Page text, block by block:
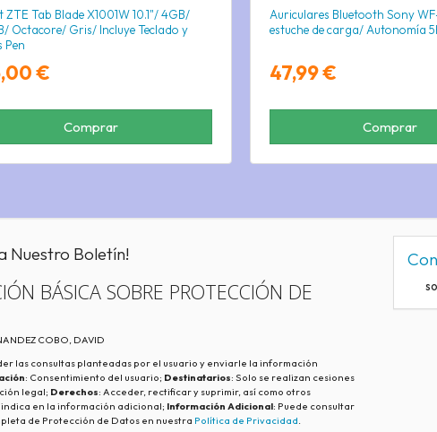
ZTE Tab Blade X1001W 10.1"/ 4GB/
Octacore/ Gris/ Incluye Teclado y
Pen
€
Comprar
Auriculares Bluetooth Sony
estuche de carga/ Autonomía
47,99 €
Comprar
Nuestro Boletín!
BÁSICA SOBRE PROTECCIÓN DE
COBO, DAVID
las consultas planteadas por el usuario y enviarle la información
: Consentimiento del usuario; Destinatarios: Solo se realizan cesiones
legal; Derechos: Acceder, rectificar y suprimir, así como otros
indica en la información adicional; Información Adicional: Puede consultar
de Protección de Datos en nuestra Política de Privacidad.